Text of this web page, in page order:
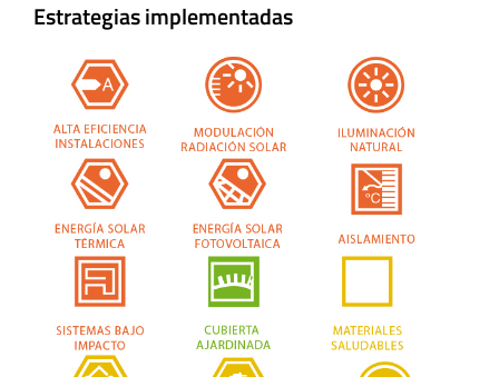
Estrategias implementadas